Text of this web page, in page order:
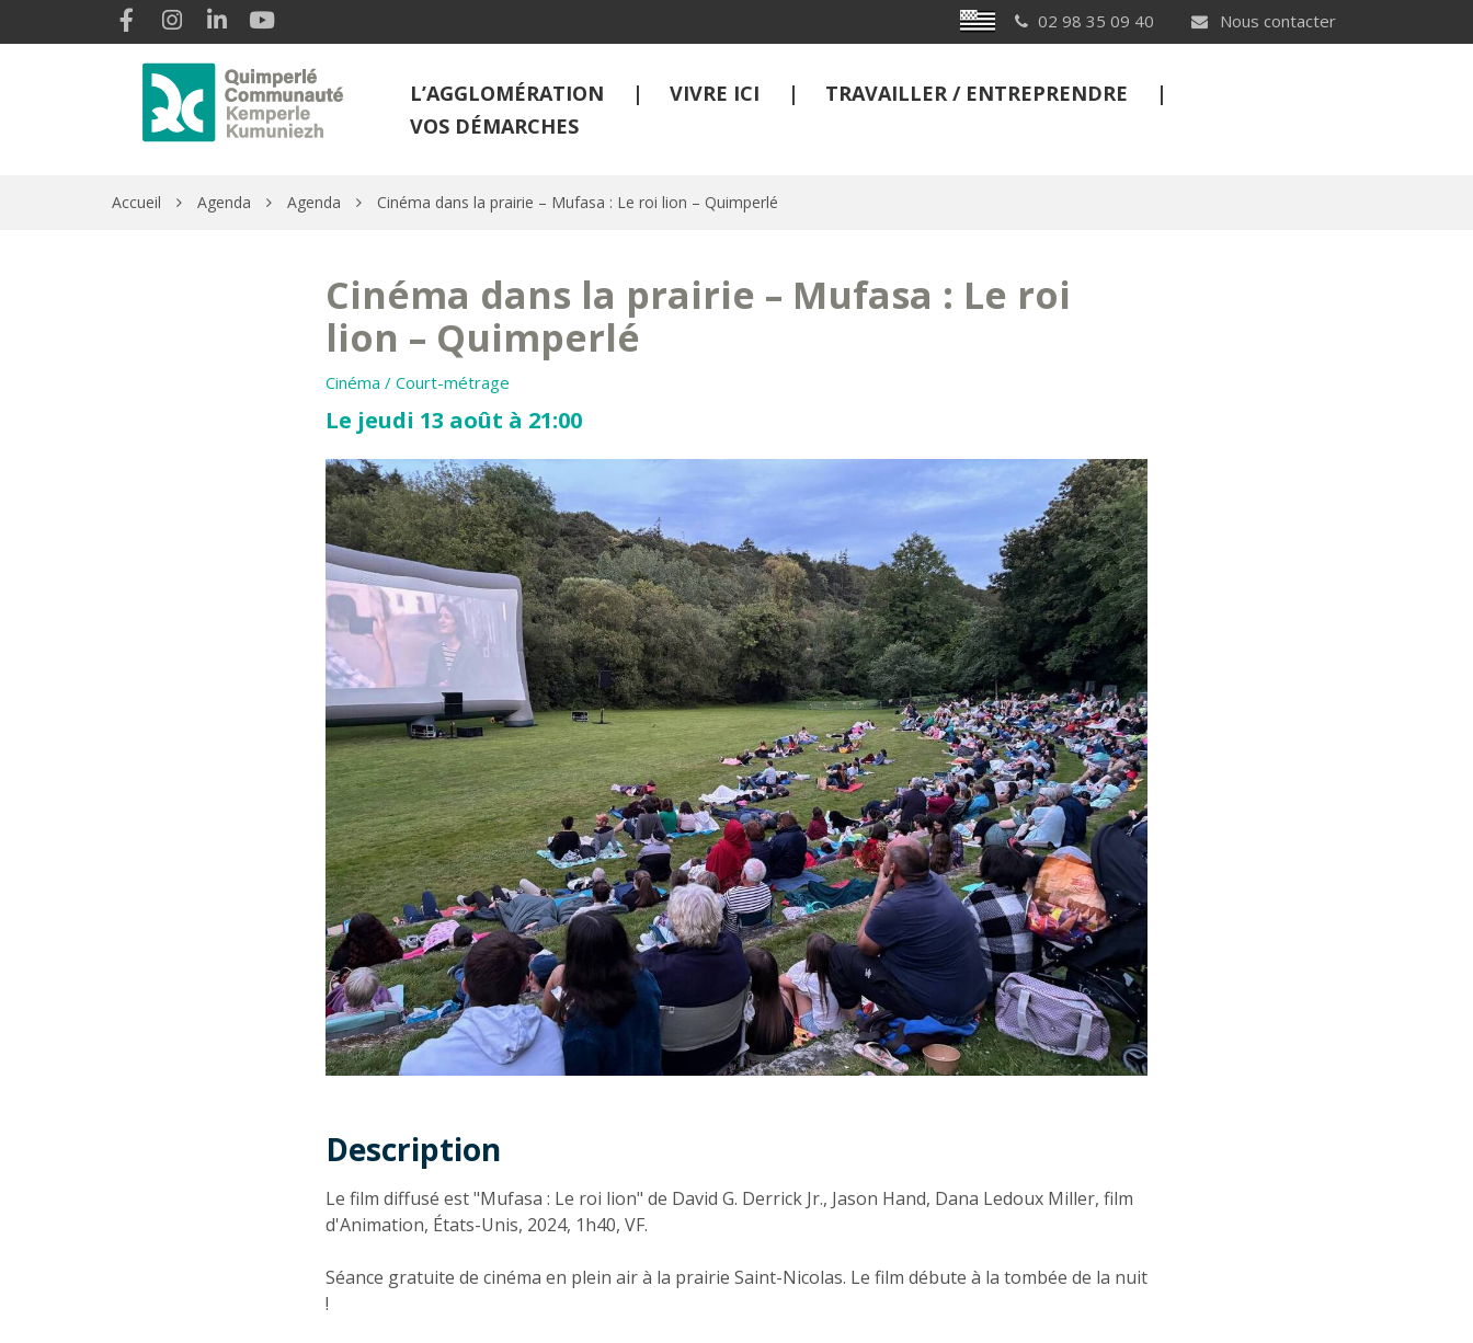
Gestion des traceurs Breton 02 98 35 09 40 Nous contacter
Lien vers le compte Facebook
Lien vers le compte Instagram
Lien vers le compte Linkedin
L’AGGLOMÉRATION VIVRE ICI
TRAVAILLER / ENTREPRENDRE
VOS DÉMARCHES
Accueil Agenda Agenda Cinéma dans la prairie – Mufasa : Le roi lion – Quimperlé
Cinéma dans la prairie – Mufasa : Le roi
lion – Quimperlé
Cinéma / Court-métrage
Le jeudi 13 août à 21:00
Description
Description
Le film diffusé est "Mufasa : Le roi lion" de David G. Derrick Jr., Jason Hand, Dana Ledoux Miller, film
d'Animation, États-Unis, 2024, 1h40, VF.
Séance gratuite de cinéma en plein air à la prairie Saint-Nicolas. Le film débute à la tombée de la nuit
!